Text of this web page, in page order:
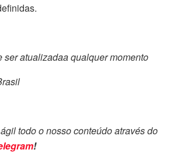
ser atualizadaa qualquer momento
todo o nosso conteúdo através do
!